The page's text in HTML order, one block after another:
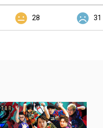
28 31